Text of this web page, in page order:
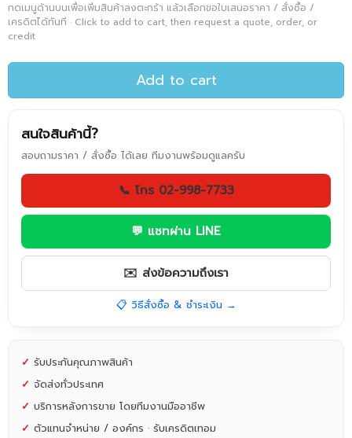
กดเมนูด้านบนเพื่อเพิ่มสินค้าลงตะกร้า แล้วเลือกขอใบเสนอราคา / สั่งซื้อ /
เครดิตได้ทันที · Click to add to cart, then request a quote, order, or
credit
Add to cart
สนใจสินค้านี้?
สอบถามราคา / สั่งซื้อ ได้เลย ทีมงานพร้อมดูแลครับ
📞 โทร 02-998-7733
💬 แชทผ่าน LINE
✉️ ส่งข้อความถึงเรา
📋 วิธีสั่งซื้อ & ชำระเงิน →
✓ รับประกันคุณภาพสินค้า
✓ จัดส่งทั่วประเทศ
✓ บริการหลังการขาย โดยทีมงานมืออาชีพ
✓ ตัวแทนจำหน่าย / องค์กร · รับเครดิตเทอม